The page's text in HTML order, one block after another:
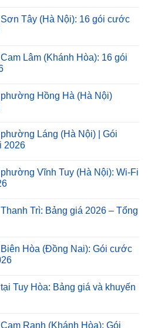
Tây (Hà Nội): 16 gói cước
Lâm (Khánh Hòa): 16 gói
Hồng Hà (Hà Nội)
Láng (Hà Nội) | Gói
2026
Vĩnh Tuy (Hà Nội): Wi-Fi
Trì: Bảng giá 2026 – Tổng
Hòa (Đồng Nai): Gói cước
Tuy Hòa: Bảng giá và khuyến
Ranh (Khánh Hòa): Gói